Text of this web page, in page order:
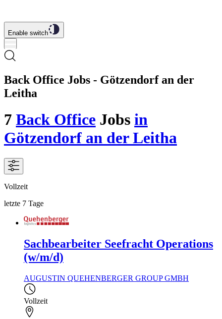
Enable switch
Back Office Jobs - Götzendorf an der
Leitha
7 Back Office Jobs in
Götzendorf an der Leitha
Vollzeit
letzte 7 Tage
Sachbearbeiter Seefracht Operations
(w/m/d)
AUGUSTIN QUEHENBERGER GROUP GMBH
Vollzeit